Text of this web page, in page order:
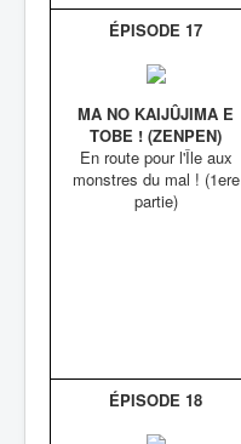
ÉPISODE 17
MA NO KAIJÛJIMA E
TOBE ! (ZENPEN)
En route pour l'Île aux
monstres du mal ! (1ere
partie)
ÉPISODE 18